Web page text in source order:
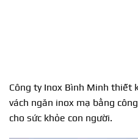
Công ty Inox Bình Minh thiết
vách ngăn inox mạ bằng
cho sức khỏe con người.